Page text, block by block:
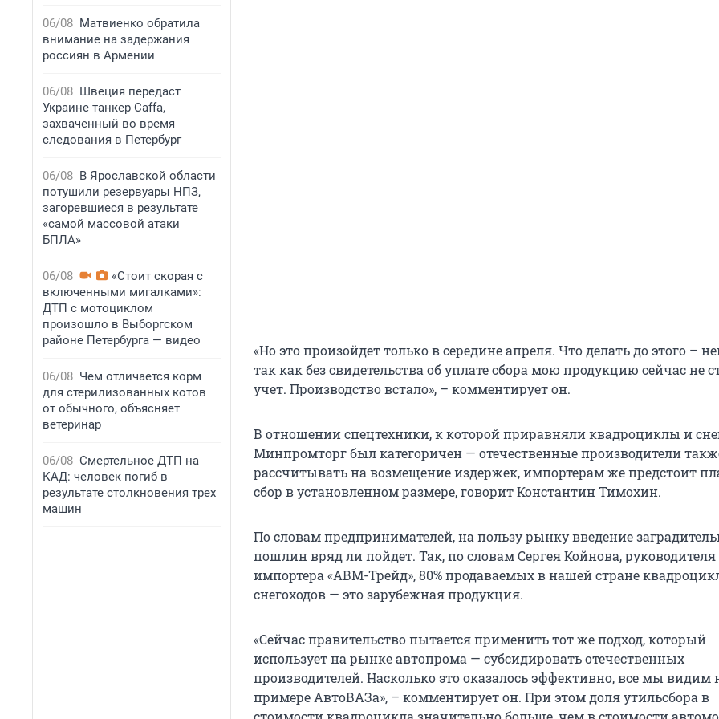
06/08 Матвиенко обратила
внимание на задержания
россиян в Армении
06/08 Швеция передаст
Украине танкер Caffa,
захваченный во время
следования в Петербург
06/08 В Ярославской области
потушили резервуары НПЗ,
загоревшиеся в результате
«самой массовой атаки
БПЛА»
06/08
«Стоит скорая с
включенными мигалками»:
ДТП с мотоциклом
произошло в Выборгском
районе Петербурга — видео
06/08 Чем отличается корм
для стерилизованных котов
от обычного, объясняет
ветеринар
06/08 Смертельное ДТП на
КАД: человек погиб в
результате столкновения трех
машин
«Но это произойдет только в середине апреля. Что делать до этого –
так как без свидетельства об уплате сбора мою продукцию сейчас не
учет. Производство встало», – комментирует он.
В отношении спецтехники, к которой приравняли квадроциклы и
Минпромторг был категоричен — отечественные производители
рассчитывать на возмещение издержек, импортерам же предстоит
сбор в установленном размере, говорит Константин Тимохин.
По словам предпринимателей, на пользу рынку введение
пошлин вряд ли пойдет. Так, по словам Сергея Койнова, руководителя
импортера «АВМ-Трейд», 80% продаваемых в нашей стране
снегоходов — это зарубежная продукция.
«Сейчас правительство пытается применить тот же подход, который
использует на рынке автопрома — субсидировать отечественных
производителей. Насколько это оказалось эффективно, все мы видим
примере АвтоВАЗа», – комментирует он. При этом доля утильсбора в